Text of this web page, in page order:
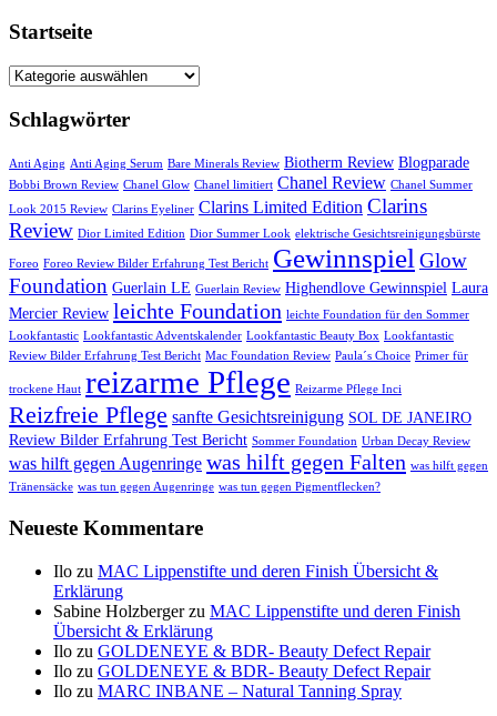
Startseite
Startseite
Schlagwörter
Anti Aging Anti Aging Serum Bare Minerals Review Biotherm Review Blogparade
Bobbi Brown Review Chanel Glow Chanel limitiert Chanel Review Chanel Summer
Look 2015 Review Clarins Eyeliner Clarins Limited Edition Clarins
Review Dior Limited Edition Dior Summer Look elektrische Gesichtsreinigungsbürste
Foreo Foreo Review Bilder Erfahrung Test Bericht GewinnspielGlow
Foundation Guerlain LE Guerlain Review Highendlove Gewinnspiel Laura
Mercier Review leichte Foundation leichte Foundation für den Sommer
Lookfantastic Lookfantastic Adventskalender Lookfantastic Beauty Box Lookfantastic
Review Bilder Erfahrung Test Bericht Mac Foundation Review Paula´s Choice Primer für
trockene Haut reizarme Pflege Reizarme Pflege Inci
Reizfreie Pflege sanfte Gesichtsreinigung SOL DE JANEIRO
Review Bilder Erfahrung Test Bericht Sommer Foundation Urban Decay Review
was hilft gegen Augenringe was hilft gegen Falten was hilft gegen
Tränensäcke was tun gegen Augenringe was tun gegen Pigmentflecken?
Neueste Kommentare
Ilo zu MAC Lippenstifte und deren Finish Übersicht &
Erklärung
Sabine Holzbergerzu MAC Lippenstifte und deren Finish
Übersicht & Erklärung
Ilo zu GOLDENEYE & BDR- Beauty Defect Repair
Ilo zu GOLDENEYE & BDR- Beauty Defect Repair
Ilo zu MARC INBANE – Natural Tanning Spray